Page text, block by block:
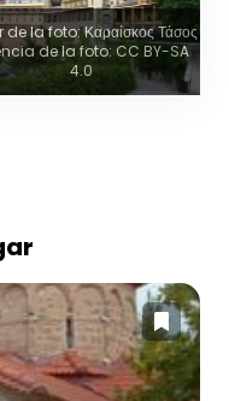
de la foto: Καραίσκος Τάσος
de la foto: CC BY-SA
4.0